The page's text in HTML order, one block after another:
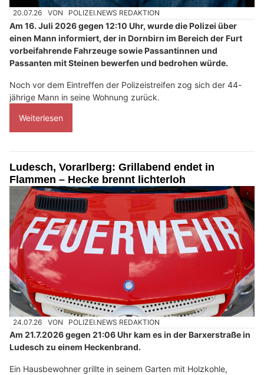
20.07.26 VON POLIZEI.NEWS REDAKTION
Am 16. Juli 2026 gegen 12:10 Uhr, wurde die Polizei über
einen Mann informiert, der in Dornbirn im Bereich der Furt
vorbeifahrende Fahrzeuge sowie Passantinnen und
Passanten mit Steinen bewerfen und bedrohen würde.
Noch vor dem Eintreffen der Polizeistreifen zog sich der 44-
jährige Mann in seine Wohnung zurück.
Weiterlesen
Ludesch, Vorarlberg: Grillabend endet in
Flammen – Hecke brennt lichterloh
24.07.26 VON POLIZEI.NEWS REDAKTION
Am 21.7.2026 gegen 21:06 Uhr kam es in der Barxerstraße in
Ludesch zu einem Heckenbrand.
Ein Hausbewohner grillte in seinem Garten mit Holzkohle,